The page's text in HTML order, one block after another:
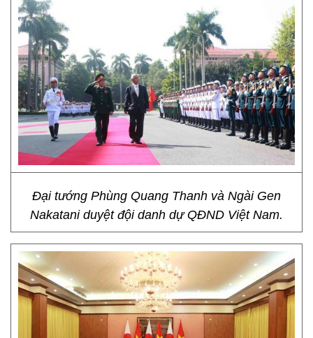
Đại tướng Phùng Quang Thanh và Ngài Gen
Nakatani duyệt đội danh dự QĐND Việt Nam.